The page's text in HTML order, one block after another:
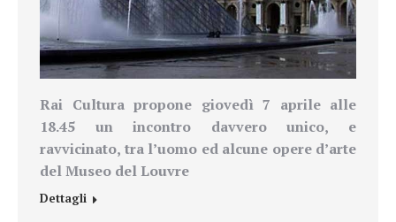
Rai Cultura propone giovedì 7 aprile alle
18.45 un incontro davvero unico, e
ravvicinato, tra l’uomo ed alcune opere d’arte
del Museo del Louvre
Dettagli